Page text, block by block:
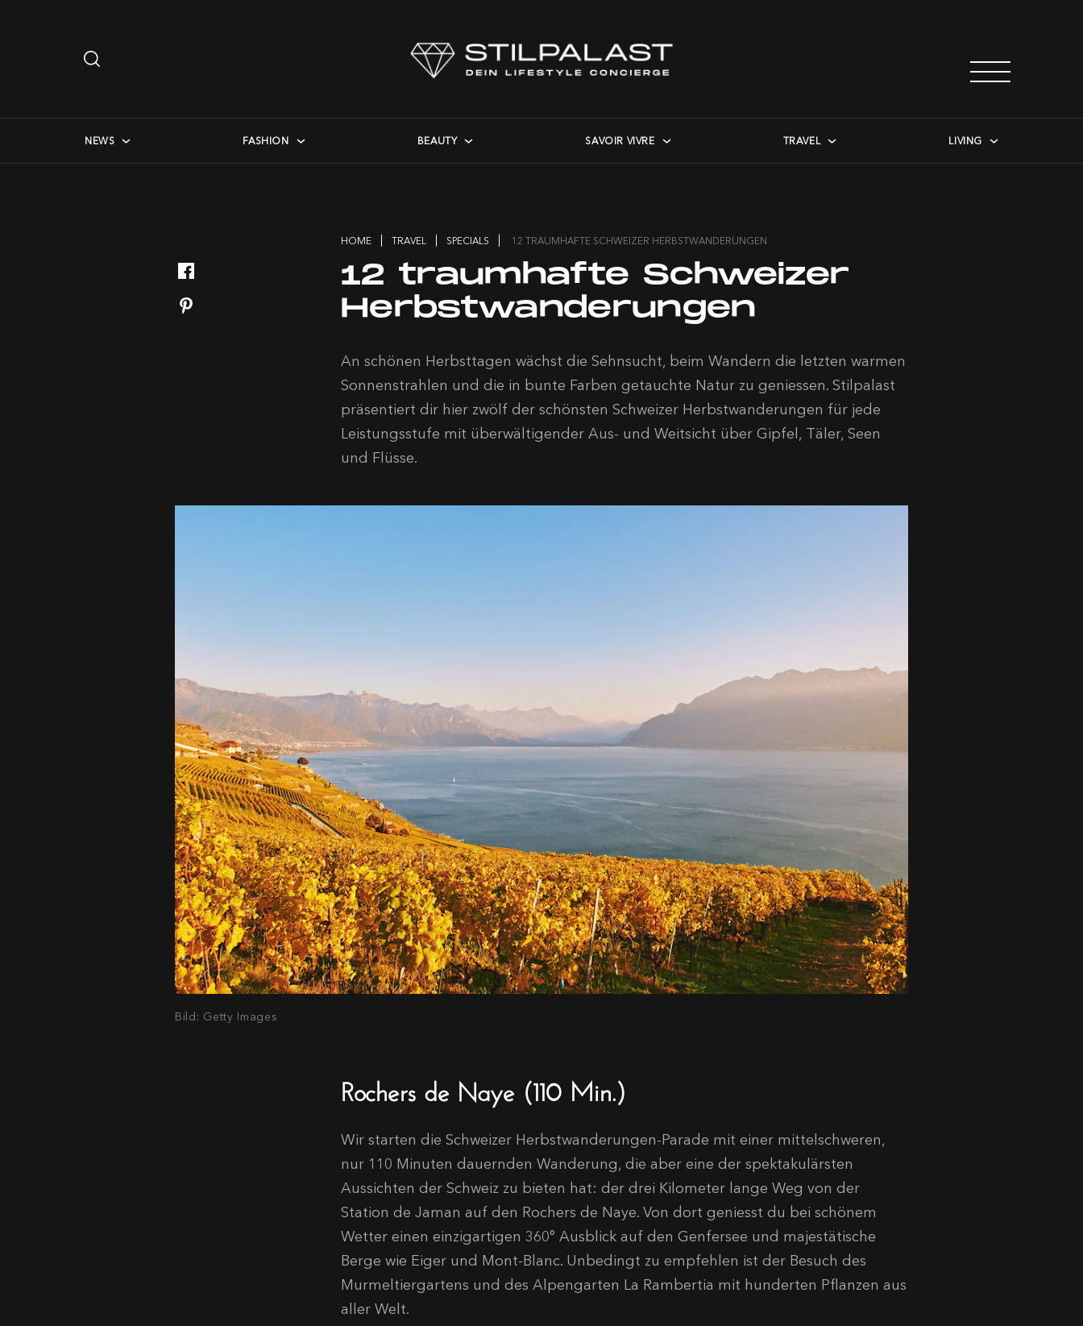
…
NEWS FASHION BEAUTY SAVOIR VIVRE TRAVEL LIVING
HOME TRAVEL SPECIALS 12 TRAUMHAFTE SCHWEIZER HERBSTWANDERUNGEN
12 traumhafte Schweizer
Herbstwanderungen
An schönen Herbsttagen wächst die Sehnsucht, beim Wandern die letzten warmen
Sonnenstrahlen und die in bunte Farben getauchte Natur zu geniessen. Stilpalast
präsentiert dir hier zwölf der schönsten Schweizer Herbstwanderungen für jede
Leistungsstufe mit überwältigender Aus- und Weitsicht über Gipfel, Täler, Seen
und Flüsse.
Bild: Getty Images
Rochers de Naye (110 Min.)
Wir starten die Schweizer Herbstwanderungen-Parade mit einer mittelschweren,
nur 110 Minuten dauernden Wanderung, die aber eine der spektakulärsten
Aussichten der Schweiz zu bieten hat: der drei Kilometer lange Weg von der
Station de Jaman auf den Rochers de Naye. Von dort geniesst du bei schönem
Wetter einen einzigartigen 360° Ausblick auf den Genfersee und majestätische
Berge wie Eiger und Mont-Blanc. Unbedingt zu empfehlen ist der Besuch des
Murmeltiergartens und des Alpengarten La Rambertia mit hunderten Pflanzen aus
aller Welt.